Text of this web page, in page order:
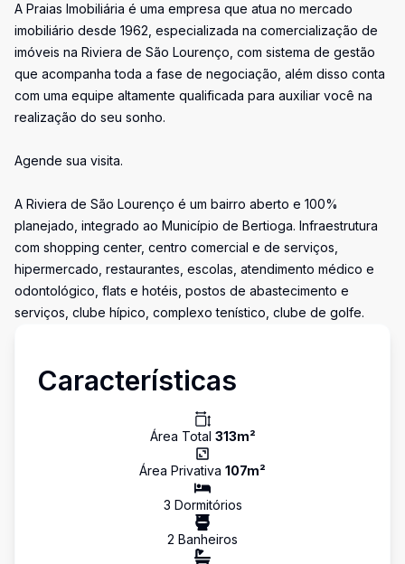
A Praias Imobiliária é uma empresa que atua no mercado
imobiliário desde 1962, especializada na comercialização de
imóveis na Riviera de São Lourenço, com sistema de gestão
que acompanha toda a fase de negociação, além disso conta
com uma equipe altamente qualificada para auxiliar você na
realização do seu sonho.
Agende sua visita.
A Riviera de São Lourenço é um bairro aberto e 100%
planejado, integrado ao Município de Bertioga. Infraestrutura
com shopping center, centro comercial e de serviços,
hipermercado, restaurantes, escolas, atendimento médico e
odontológico, flats e hotéis, postos de abastecimento e
serviços, clube hípico, complexo tenístico, clube de golfe.
Características
Área Total 313m²
Área Privativa 107m²
3 Dormitórios
2 Banheiros